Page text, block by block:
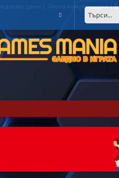
цени | Лесна комуникация |